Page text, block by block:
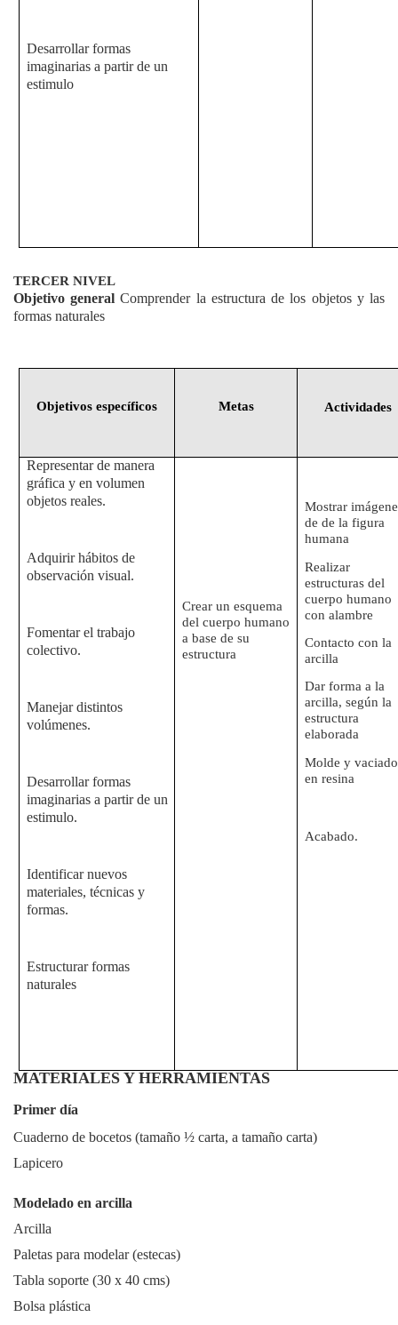
Desarrollar formas
imaginarias a partir de un
estimulo
TERCER NIVEL
Objetivo generalComprender la estructura de los objetos y las
formas naturales
Objetivos específicos Metas Actividades
Representar de manera
gráfica y en volumen
objetos reales.
Adquirir hábitos de
observación visual.
Fomentar el trabajo
colectivo.
Manejar distintos
volúmenes.
Desarrollar formas
imaginarias a partir de un
estimulo.
Identificar nuevos
materiales, técnicas y
formas.
Estructurar formas
naturales
Crear un esquema
del cuerpo humano
a base de su
estructura
Mostrar
de de la figura
humana
Realizar
estructuras del
cuerpo humano
con alambre
Contacto con la
arcilla
Dar forma a la
arcilla, según la
estructura
elaborada
Molde y vaciado
en resina
Acabado.
MATERIALES Y HERRAMIENTAS
Primer día
Cuaderno de bocetos (tamaño ½ carta, a tamaño carta)
Lapicero
Modelado en arcilla
Arcilla
Paletas para modelar (estecas)
Tabla soporte (30 x 40 cms)
Bolsa plástica